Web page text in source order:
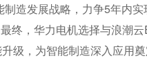
发展战略，力争5年内实
终，华力电机选择与浪潮
级，为智能制造深入应用奠